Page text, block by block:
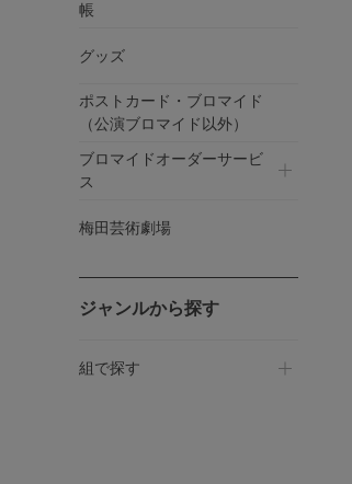
帳
グッズ
ポストカード・ブロマイド
（公演ブロマイド以外）
ブロマイドオーダーサービ
ス
梅田芸術劇場
ジャンルから探す
組で探す